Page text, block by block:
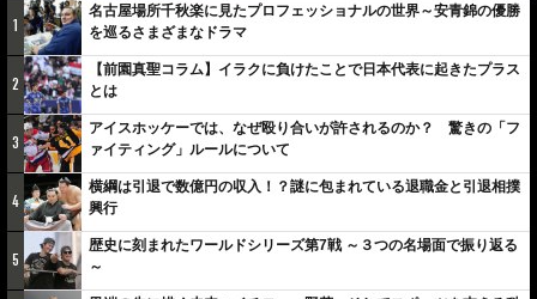
1
名古屋場所千秋楽に見たプロフェッショナルの世界～安青錦の優勝
を巡るさまざまなドラマ
2
【前園真聖コラム】イラクに負けたことで日本代表に起きたプラス
とは
3
アイスホッケーでは、なぜ殴り合いが許されるのか？ 驚きの「フ
ァイティング」ルールについて
4
横綱は引退で数億円の収入！？謎に包まれている退職金と引退相撲
興行
5
歴史に刻まれたワールドシリーズ第7戦 ～３つの名場面で振り返る
～